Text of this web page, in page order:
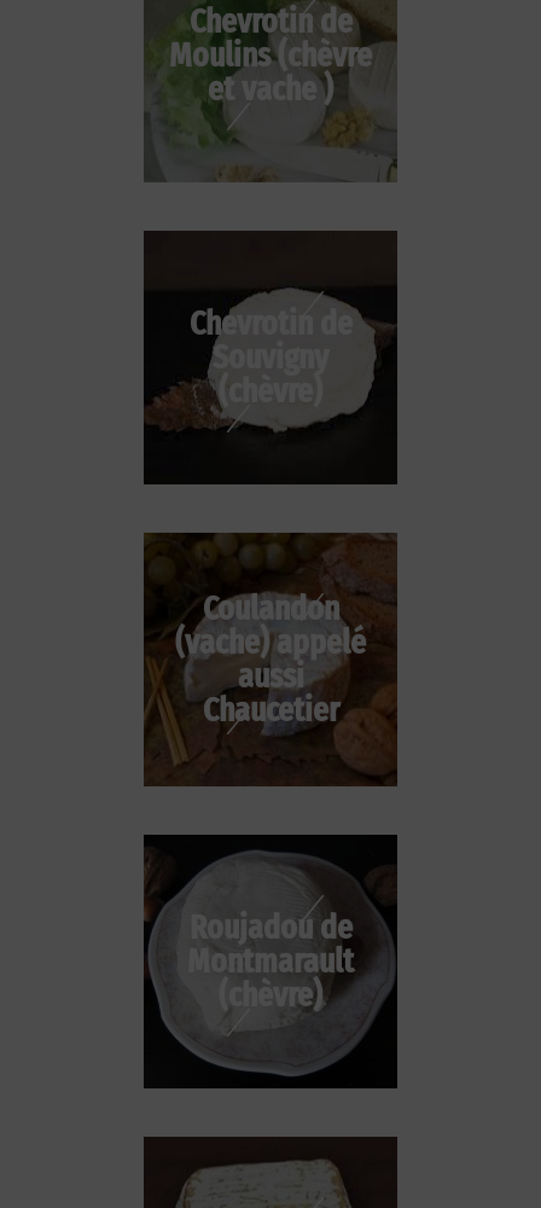
Chevrotin de
Moulins (chèvre
et vache )
Chevrotin de
Souvigny
(chèvre)
Coulandon
(vache) appelé
aussi
Chaucetier
Roujadou de
Montmarault
(chèvre)